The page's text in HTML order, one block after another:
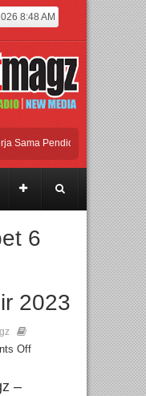
8:48 AM
Pendidikan dan Riset untuk
Bayi dari Seluruh Dunia,
Pendidikan dan Riset untuk
6
2023
Off
–